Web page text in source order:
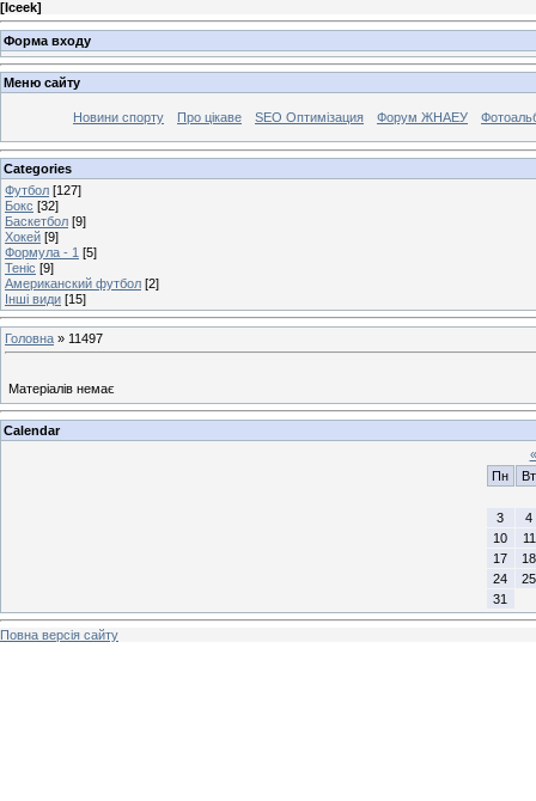
[Iceek]
Форма входу
Меню сайту
Новини спорту Про цікаве SEO Оптимізация Форум ЖНАЕУ
Categories
Футбол [127]
Бокс [32]
Баскетбол [9]
Хокей [9]
Формула - 1 [5]
Теніс [9]
Американский футбол [2]
Інші види [15]
Головна » 11497
Матеріалів немає
Calendar
«
Пн
Вт
3
4
10
11
17
18
24
25
31
Повна версія сайту